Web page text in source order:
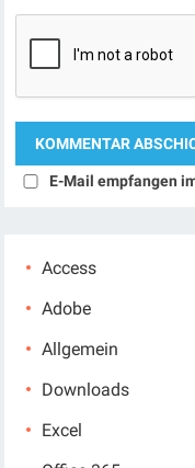
E-Mail empfangen
Access
Adobe
Allgemein
Downloads
Excel